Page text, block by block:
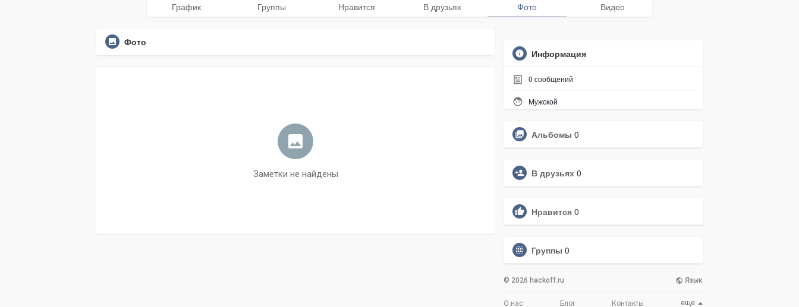
График Группы Нравится В друзьях Фото Видео
Фото
Заметки не найдены
Информация
0 сообщений
Мужской
Альбомы 0
В друзьях 0
Нравится 0
Группы 0
© 2026 hackoff.ru Язык
О нас Блог Контакты еще